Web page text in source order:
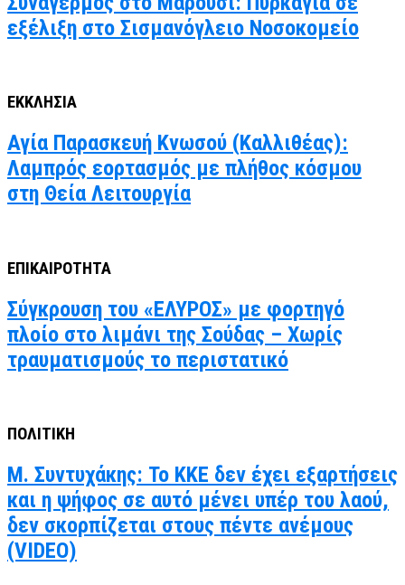
εξέλιξη στο Σισμανόγλειο Νοσοκομείο
ΕΚΚΛΗΣΙΑ
Αγία Παρασκευή Κνωσού (Καλλιθέας):
Λαμπρός εορτασμός με πλήθος κόσμου
στη Θεία Λειτουργία
ΕΠΙΚΑΙΡΟΤΗΤΑ
Σύγκρουση του «ΕΛΥΡΟΣ» με φορτηγό
πλοίο στο λιμάνι της Σούδας – Χωρίς
τραυματισμούς το περιστατικό
ΠΟΛΙΤΙΚΗ
Μ. Συντυχάκης: Το ΚΚΕ δεν έχει εξαρτήσεις
και η ψήφος σε αυτό μένει υπέρ του λαού,
δεν σκορπίζεται στους πέντε ανέμους
(VIDEO)